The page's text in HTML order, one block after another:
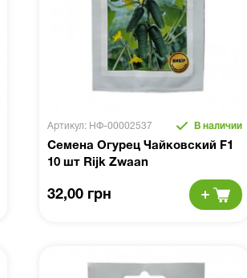
Артикул: НФ-00002537 В наличии
Семена Огурец Чайковский F1
10 шт Rijk Zwaan
32,00 грн